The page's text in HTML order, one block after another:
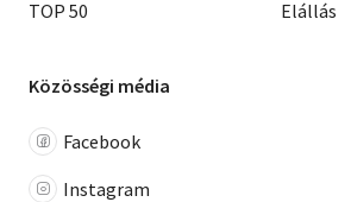
TOP 50
Elállás
Közösségi média
Facebook
Instagram